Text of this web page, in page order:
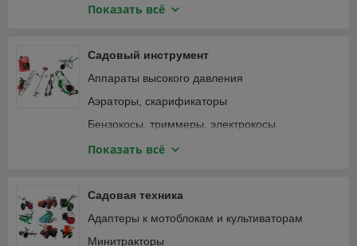
Зарядные устройства, аккумуляторы
Крепежные изделия
Лампочки и светильники
Ленты
Масла и смазки
Принадлежности для садового инструмента
Принадлежности для строительного
инструмента
Принадлежности для строительной техники и
оборудования
Показать всё
Садовый инструмент
Аппараты высокого давления
Аэраторы, скарификаторы
Бензокосы, триммеры, электрокосы
Бензопилы, цепные электропилы
Газонокосилки
Дровоколы
Зернодробилки, измельчители кормов
Показать всё
Садовая техника
Адаптеры к мотоблокам и культиваторам
Минитракторы